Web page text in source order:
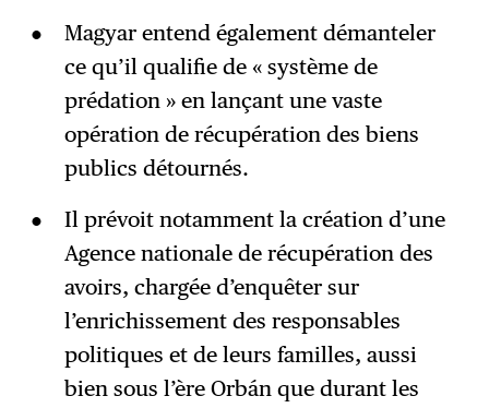
Magyar entend également démanteler
ce qu’il qualifie de « système de
prédation » en lançant une vaste
opération de récupération des biens
publics détournés.
Il prévoit notamment la création d’une
Agence nationale de récupération des
avoirs, chargée d’enquêter sur
l’enrichissement des responsables
politiques et de leurs familles, aussi
bien sous l’ère Orbán que durant les